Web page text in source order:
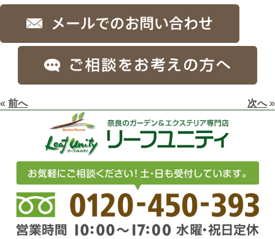
« 前へ 次へ»